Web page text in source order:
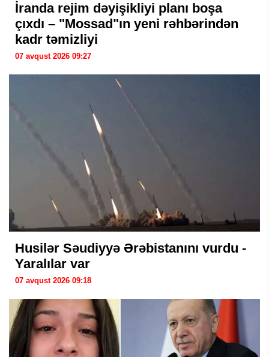
İranda rejim dəyişikliyi planı boşa
çıxdı – "Mossad"ın yeni rəhbərindən
kadr təmizliyi
07 avqust 2026 09:27
Husilər Səudiyyə Ərəbistanını vurdu -
Yaralılar var
07 avqust 2026 09:18